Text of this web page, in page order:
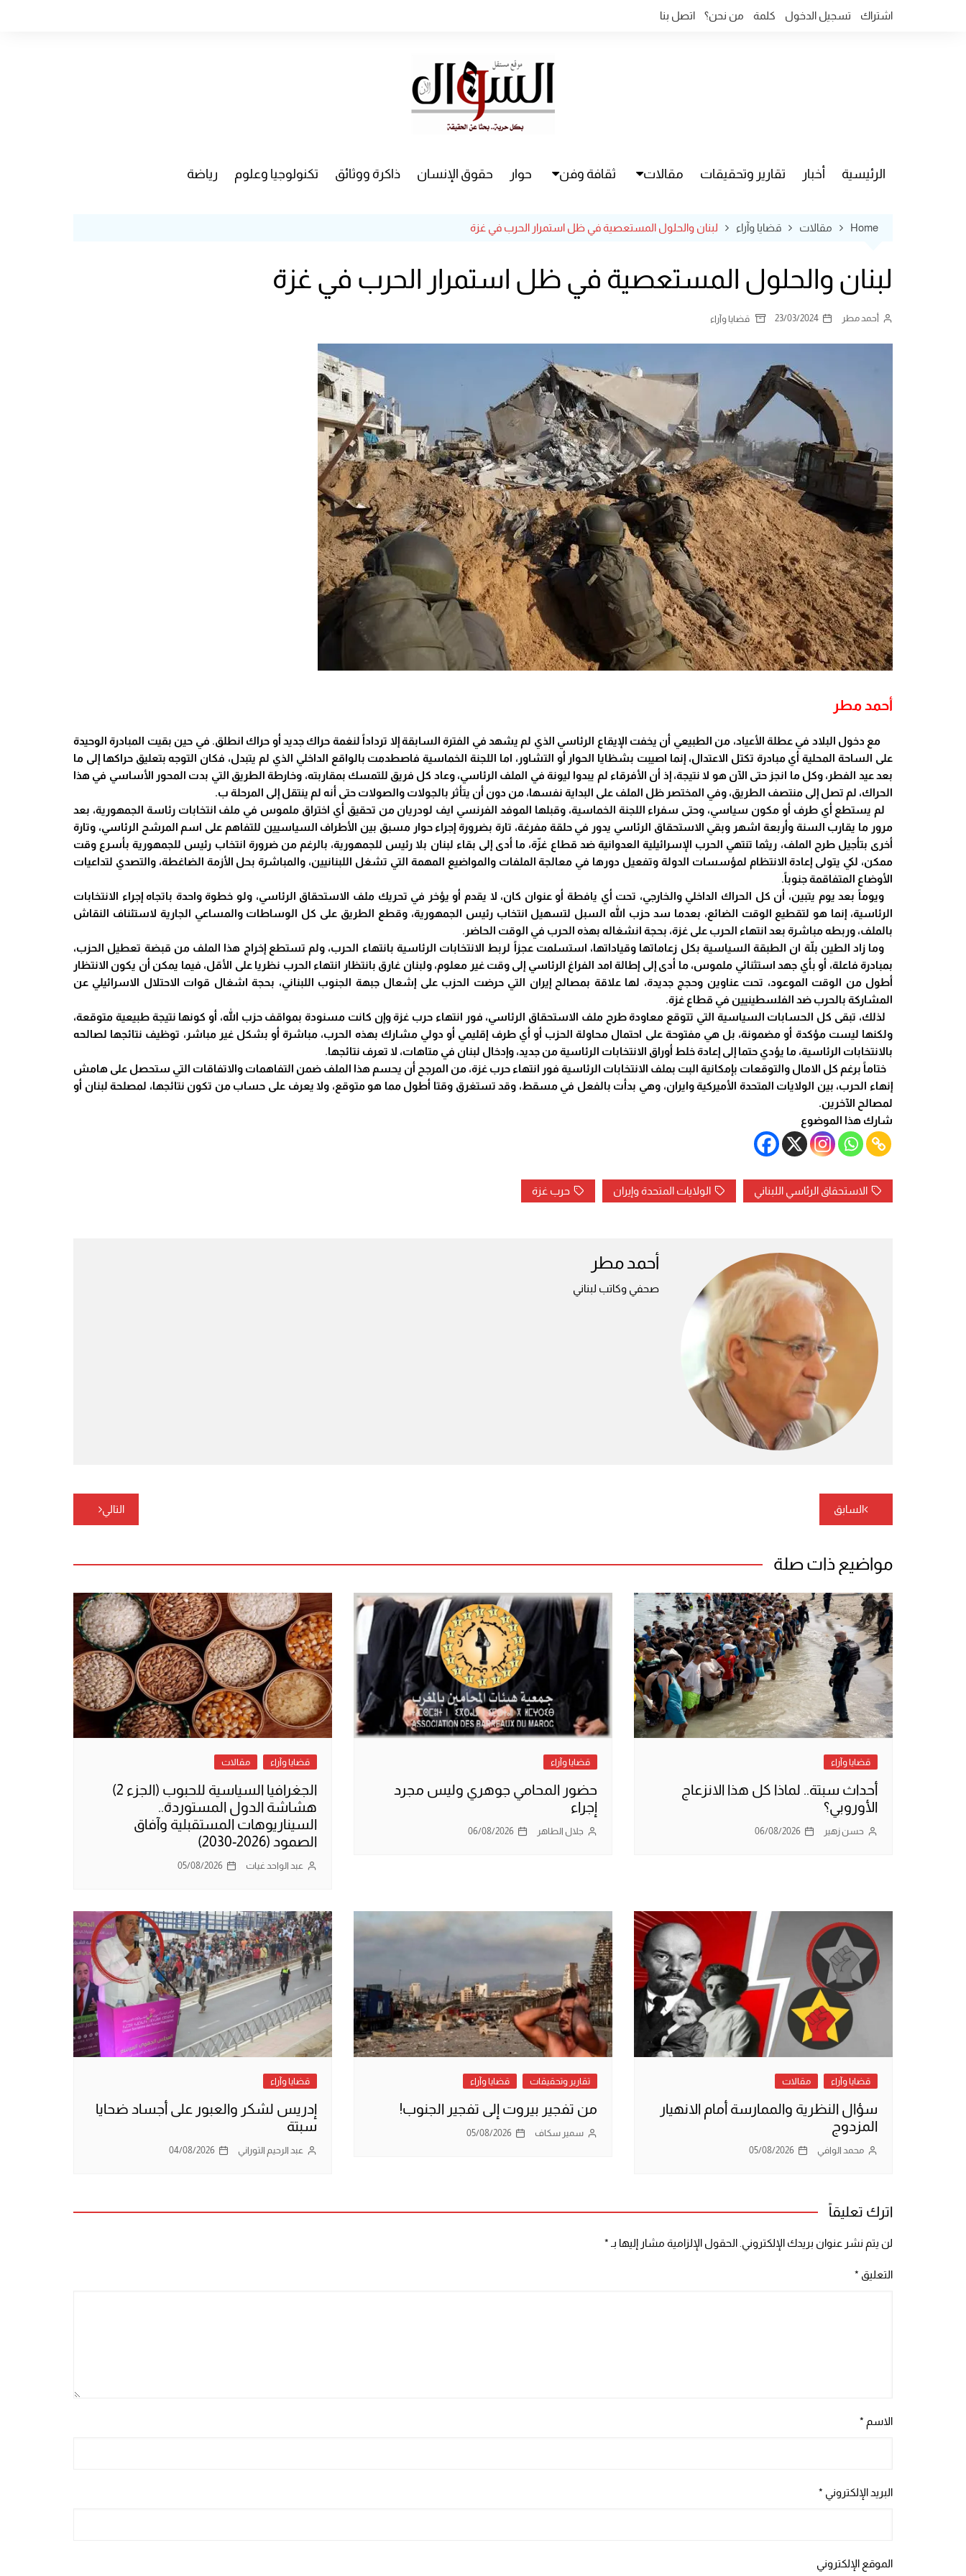
اشتراك تسجيل الدخول كلمة من نحن؟ اتصل بنا
الرئيسية أخبار تقارير وتحقيقات مقالات ثقافة وفن
مسرح
حوار حقوق الإنسان ذاكرة ووثائق تكنولوجيا وعلوم رياضة
Home مقالات قضايا وآراء لبنان والحلول المستعصية في ظل استمرار الحرب في غزة
لبنان والحلول المستعصية في ظل استمرار الحرب في غزة
أحمد مطر 23/03/2024 قضايا وآراء
أحمد مطر
مع دخول البلاد في عطلة الأعياد، من الطبيعي أن يخفت الإيقاع الرئاسي الذي لم يشهد في الفترة السابقة إلا ترداداً لنغمة حراك جديد أو حراك انطلق. في حين بقيت المبادرة الوحيدة
على الساحة المحلية أي مبادرة تكتل الاعتدال، إنما اصيبت بشظايا الحوار أو التشاور، اما اللجنة الخماسية فاصطدمت بالواقع الداخلي الذي لم يتبدل، فكان التوجه بتعليق حراكها إلى ما
بعد عيد الفطر، وكل ما انجز حتى الآن هو لا نتيجة، إذ أن الأفرقاء لم يبدوا ليونة في الملف الرئاسي، وعاد كل فريق للتمسك بمقاربته، وخارطة الطريق التي بدت المحور الأساسي في هذا
الحراك، لم تصل إلى منتصف الطريق، وفي المختصر ظل الملف على البداية نفسها، من دون أن يتأثر بالجولات والصولات حتى أنه لم ينتقل إلى المرحلة ب.
لم يستطع أي طرف أو مكون سياسي، وحتى سفراء اللجنة الخماسية، وقبلها الموفد الفرنسي ايف لودريان من تحقيق أي اختراق ملموس في ملف انتخابات رئاسة الجمهورية، بعد
مرور ما يقارب السنة وأربعة اشهر وبقي الاستحقاق الرئاسي يدور في حلقة مفرغة، تارة بضرورة إجراء حوار مسبق بين الأطراف السياسيين للتفاهم على اسم المرشح الرئاسي، وتارة
أخرى بتأجيل طرح الملف، ريثما تنتهي الحرب الإسرائيلية العدوانية ضد قطاع غزّة، ما أدى إلى بقاء لبنان بلا رئيس للجمهورية، بالرغم من ضرورة انتخاب رئيس للجمهورية بأسرع وقت
ممكن، لكي يتولى إعادة الانتظام لمؤسسات الدولة وتفعيل دورها في معالجة الملفات والمواضيع المهمة التي تشغل اللبنانيين، والمباشرة بحل الأزمة الضاغطة، والتصدي لتداعيات
الأوضاع المتفاقمة جنوباً.
ويوماً بعد يوم يتبين، أن كل الحراك الداخلي والخارجي، تحت أي يافطة أو عنوان كان، لا يقدم أو يؤخر في تحريك ملف الاستحقاق الرئاسي، ولو خطوة واحدة باتجاه إجراء الانتخابات
الرئاسية، إنما هو لتقطيع الوقت الضائع، بعدما سد حزب الله السبل لتسهيل انتخاب رئيس الجمهورية، وقطع الطريق على كل الوساطات والمساعي الجارية لاستئناف النقاش
بالملف، وربطه مباشرة بعد انتهاء الحرب على غزة، بحجة انشغاله بهذه الحرب في الوقت الحاضر.
وما زاد الطين بلّة ان الطبقة السياسية بكل زعاماتها وقياداتها، استسلمت عجزاً لربط الانتخابات الرئاسية بانتهاء الحرب، ولم تستطع إخراج هذا الملف من قبضة تعطيل الحزب،
بمبادرة فاعلة، أو بأي جهد استثنائي ملموس، ما أدى إلى إطالة امد الفراغ الرئاسي إلى وقت غير معلوم، ولبنان غارق بانتظار انتهاء الحرب نظريا على الأقل، فيما يمكن أن يكون الانتظار
أطول من الوقت الموعود، تحت عناوين وحجج جديدة، لها علاقة بمصالح إيران التي حرضت الحزب على إشعال جبهة الجنوب اللبناني، بحجة اشغال قوات الاحتلال الاسرائيلي عن
المشاركة بالحرب ضد الفلسطينيين في قطاع غزة.
لذلك، تبقى كل الحسابات السياسية التي تتوقع معاودة طرح ملف الاستحقاق الرئاسي، فور انتهاء حرب غزة وإن كانت مسنودة بمواقف حزب الله، أو كونها نتيجة طبيعية متوقعة،
ولكنها ليست مؤكدة أو مضمونة، بل هي مفتوحة على احتمال محاولة الحزب أو أي طرف إقليمي أو دولي مشارك بهذه الحرب، مباشرة أو بشكل غير مباشر، توظيف نتائجها لصالحه
بالانتخابات الرئاسية، ما يؤدي حتما إلى إعادة خلط أوراق الانتخابات الرئاسية من جديد، وإدخال لبنان في متاهات، لا تعرف نتائجها.
ختاماً برغم كل الامال والتوقعات بإمكانية البت بملف الانتخابات الرئاسية فور انتهاء حرب غزة، من المرجح أن يحسم هذا الملف ضمن التفاهمات والاتفاقات التي ستحصل على هامش
إنهاء الحرب، بين الولايات المتحدة الأميركية وايران، وهي بدأت بالفعل في مسقط، وقد تستغرق وقتا أطول مما هو متوقع، ولا يعرف على حساب من تكون نتائجها، لمصلحة لبنان أو
لمصالح الآخرين.
شارك هذا الموضوع
الاستحقاق الرئاسي اللبناني الولايات المتحدة وإيران حرب غزة
أحمد مطر
صحفي وكاتب لبناني
تصفّح
المقالات
السابق التالي
مواضيع ذات صلة
قضايا وآراء
أحداث سبتة.. لماذا كل هذا الانزعاج
الأوروبي؟
حسن زهير 06/08/2026
قضايا وآراء
حضور المحامي جوهري وليس مجرد
إجراء
جلال الطاهر 06/08/2026
قضايا وآراء مقالات
الجغرافيا السياسية للحبوب (الجزء 2)
هشاشة الدول المستوردة..
السيناريوهات المستقبلية وآفاق
الصمود (2026-2030)
عبد الواحد غيات 05/08/2026
قضايا وآراء مقالات
سؤال النظرية والممارسة أمام الانهيار
المزدوج
محمد الوافي 05/08/2026
تقارير وتحقيقات قضايا وآراء
من تفجير بيروت إلى تفجير الجنوب!
سمير سكاف 05/08/2026
قضايا وآراء
إدريس لشكر والعبور على أجساد ضحايا
سبتة
عبد الرحيم التوراني 04/08/2026
اترك تعليقاً
لن يتم نشر عنوان بريدك الإلكتروني. الحقول الإلزامية مشار إليها بـ *
التعليق *
الاسم *
البريد الإلكتروني *
الموقع الإلكتروني